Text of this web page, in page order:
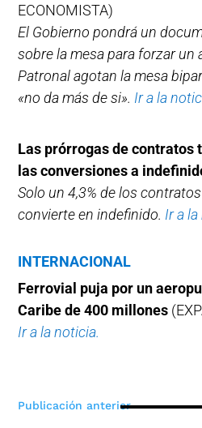
ECONOMISTA)
El Gobierno pondrá un
sobre la mesa para forzar un
Patronal agotan la mesa
«no da más de si». Ir a la
Las prórrogas de
las conversiones a
Solo un 4,3% de los
convierte en indefinido. Ir a
INTERNACIONAL
Ferrovial puja por un
Caribe de 400 millones
Ir a la noticia.
Navegación
Publicación anterior